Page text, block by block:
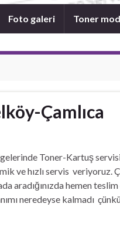
Foto galeri Toner
Çamlıca
Toner-Kartuş
ve hızlı servis veriyoruz.
aradığınızda hemen
neredeyse kalmadı